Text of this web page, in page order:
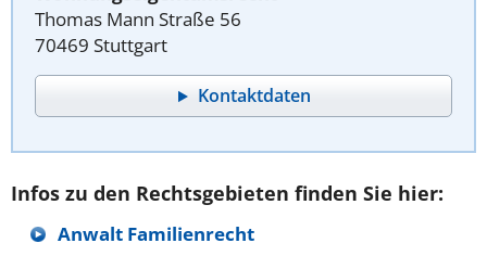
Thomas Mann Straße 56
70469 Stuttgart
Kontaktdaten
Infos zu den Rechtsgebieten finden Sie hier:
Anwalt Familienrecht